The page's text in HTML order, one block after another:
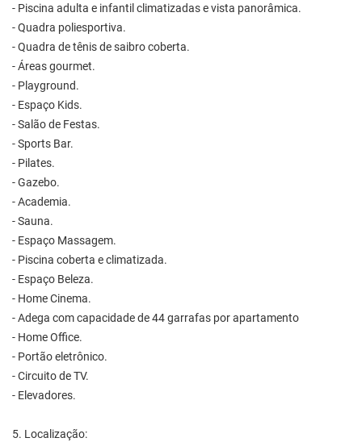
- Piscina adulta e infantil climatizadas e vista panorâmica.
- Quadra poliesportiva.
- Quadra de tênis de saibro coberta.
- Áreas gourmet.
- Playground.
- Espaço Kids.
- Salão de Festas.
- Sports Bar.
- Pilates.
- Gazebo.
- Academia.
- Sauna.
- Espaço Massagem.
- Piscina coberta e climatizada.
- Espaço Beleza.
- Home Cinema.
- Adega com capacidade de 44 garrafas por apartamento
- Home Office.
- Portão eletrônico.
- Circuito de TV.
- Elevadores.
5. Localização: